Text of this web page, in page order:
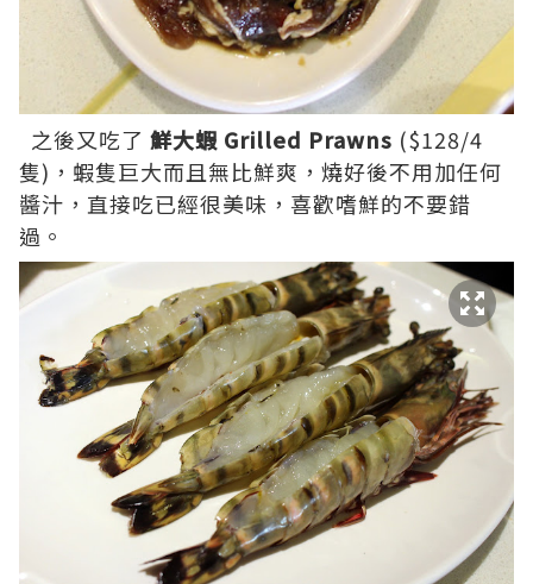
之後又吃了 鮮大蝦 Grilled Prawns ($128/4
隻)，蝦隻巨大而且無比鮮爽，燒好後不用加任何
醬汁，直接吃已經很美味，喜歡嗜鮮的不要錯
過。